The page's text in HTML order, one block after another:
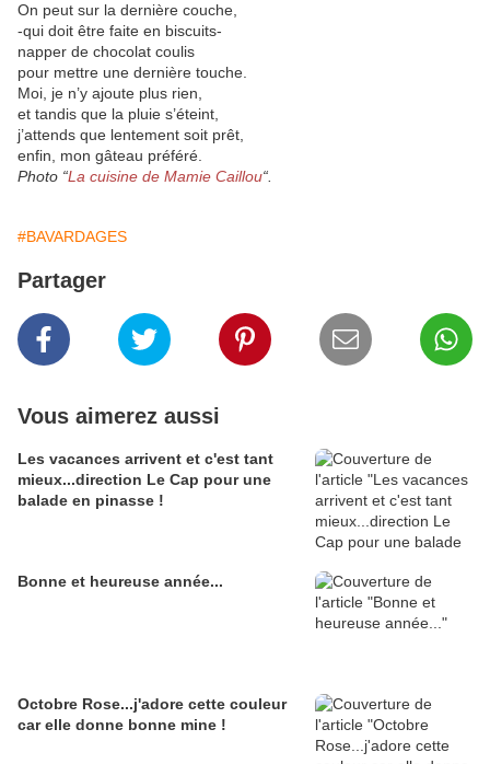
On peut sur la dernière couche,
-qui doit être faite en biscuits-
napper de chocolat coulis
pour mettre une dernière touche.
Moi, je n’y ajoute plus rien,
et tandis que la pluie s’éteint,
j’attends que lentement soit prêt,
enfin, mon gâteau préféré.
Photo “La cuisine de Mamie Caillou“.
#BAVARDAGES
Partager
Vous aimerez aussi
Les vacances arrivent et c'est tant
mieux...direction Le Cap pour une
balade en pinasse !
Bonne et heureuse année...
Octobre Rose...j'adore cette couleur
car elle donne bonne mine !